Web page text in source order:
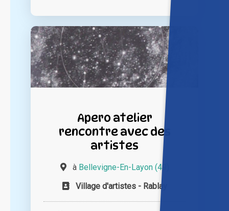
Apero atelier
rencontre avec des
artistes
à Bellevigne-En-Layon (49)
Village d'artistes - Rablay